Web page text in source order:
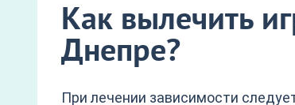
Как вылечить
Днепре?
При лечении зависимости